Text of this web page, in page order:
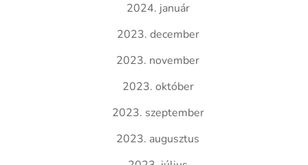
2024. január
2023. december
2023. november
2023. október
2023. szeptember
2023. augusztus